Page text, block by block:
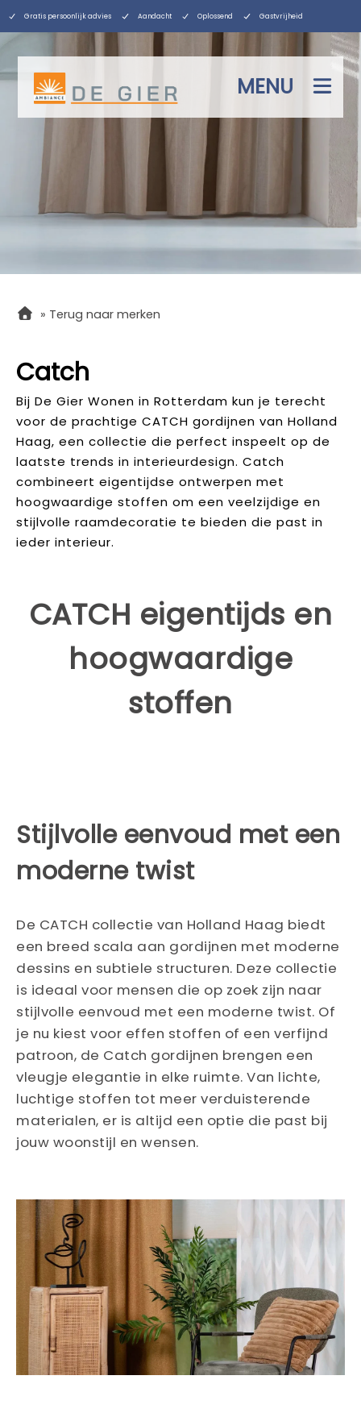
Gratis persoonlijk advies Aandacht Oplossend Gastvrijheid
MENU
Catch
Bij De Gier Wonen in Rotterdam kun je terecht
voor de prachtige CATCH gordijnen van Holland
Haag, een collectie die perfect inspeelt op de
laatste trends in interieurdesign. Catch
combineert eigentijdse ontwerpen met
hoogwaardige stoffen om een veelzijdige en
stijlvolle raamdecoratie te bieden die past in
ieder interieur.
CATCH eigentijds en
hoogwaardige
stoffen
Stijlvolle eenvoud met een
moderne twist
De CATCH collectie van Holland Haag biedt
een breed scala aan gordijnen met moderne
dessins en subtiele structuren. Deze collectie
is ideaal voor mensen die op zoek zijn naar
stijlvolle eenvoud met een moderne twist. Of
je nu kiest voor effen stoffen of een verfijnd
patroon, de Catch gordijnen brengen een
vleugje elegantie in elke ruimte. Van lichte,
luchtige stoffen tot meer verduisterende
materialen, er is altijd een optie die past bij
jouw woonstijl en wensen.
» Terug naar merken